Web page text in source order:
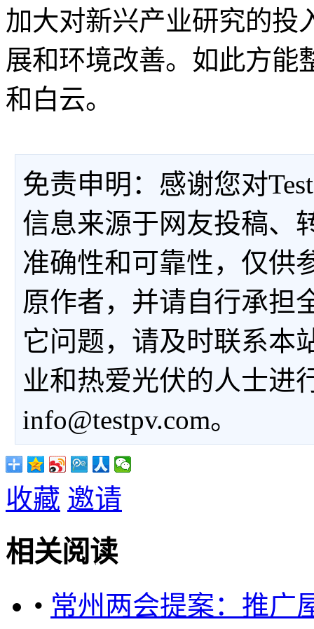
加大对新兴产业研究的投
展和环境改善。如此方能
和白云。
免责申明：感谢您对
信息来源于网友投稿、
准确性和可靠性，仅供
原作者，并请自行承担
它问题，请及时联系本
业和热爱光伏的人士进
info@testpv.com。
收藏 邀请
相关阅读
• 常州两会提案：推广